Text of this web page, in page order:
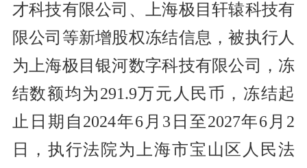
才科技有限公司、上海极目轩辕科技有
限公司等新增股权冻结信息，被执行人
为上海极目银河数字科技有限公司，冻
结数额均为291.9万元人民币，冻结起
止日期自2024年6月3日至2027年6月2
日，执行法院为上海市宝山区人民法